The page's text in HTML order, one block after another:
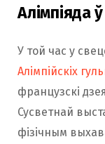
Алімпіяда
У той час у
Алімпійскіх
французскі
Сусветнай
фізічным